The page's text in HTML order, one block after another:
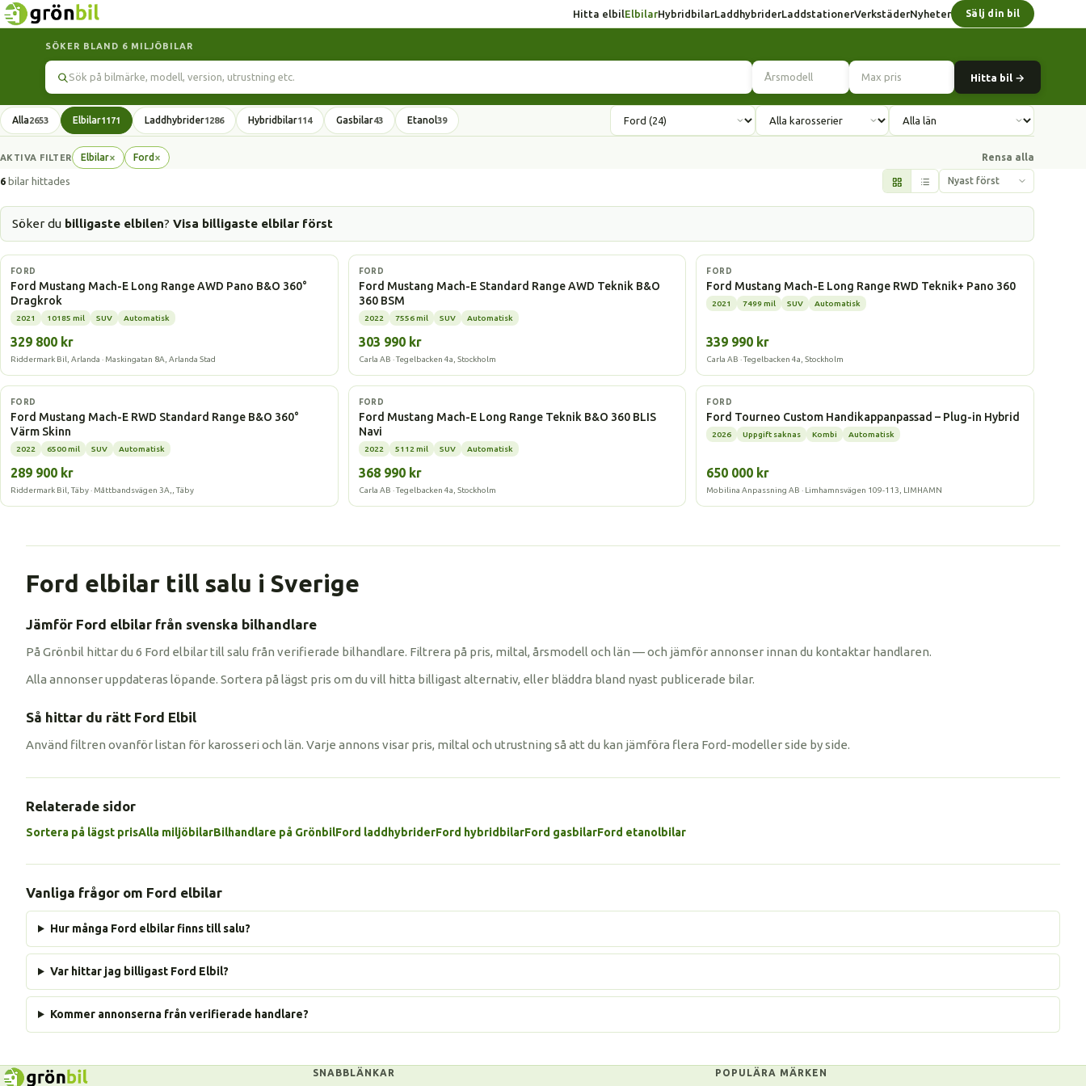
Hitta elbilElbilarHybridbilarLaddhybriderLaddstationerVerkstäderNyheter Sälj din bil
SÖKER BLAND 6 MILJÖBILAR
Hitta bil →
Alla2653 Elbilar1171 Laddhybrider1286 Hybridbilar114 Gasbilar43 Etanol39
AKTIVA FILTER Elbilar×
Ta
Ford ×
Ta
Rensa alla
6 bilar hittades
Söker du billigaste elbilen? Visa billigaste elbilar först
Elbil
FORD
Ford Mustang Mach-E Long Range AWD Pano B&O 360°
Dragkrok
2021 10185 mil SUV Automatisk
329 800 kr
Riddermark Bil, Arlanda · Maskingatan 8A, Arlanda Stad
Elbil
FORD
Ford Mustang Mach-E Standard Range AWD Teknik B&O
360 BSM
2022 7556 mil SUV Automatisk
303 990 kr
Carla AB · Tegelbacken 4a, Stockholm
Elbil
FORD
Ford Mustang Mach-E Long Range RWD Teknik+ Pano 360
2021 7499 mil SUV Automatisk
339 990 kr
Carla AB · Tegelbacken 4a, Stockholm
Elbil
FORD
Ford Mustang Mach-E RWD Standard Range B&O 360°
Värm Skinn
2022 6500 mil SUV Automatisk
289 900 kr
Riddermark Bil, Täby · Måttbandsvägen 3A,, Täby
Elbil
FORD
Ford Mustang Mach-E Long Range Teknik B&O 360 BLIS
Navi
2022 5112 mil SUV Automatisk
368 990 kr
Carla AB · Tegelbacken 4a, Stockholm
Elbil
FORD
Ford Tourneo Custom Handikappanpassad – Plug-in Hybrid
2026 Uppgift saknas Kombi Automatisk
650 000 kr
Mobilina Anpassning AB · Limhamnsvägen 109-113, LIMHAMN
Ford elbilar till salu i Sverige
Jämför Ford elbilar från svenska bilhandlare
På Grönbil hittar du 6 Ford elbilar till salu från verifierade bilhandlare. Filtrera på pris, miltal, årsmodell och län — och jämför annonser innan du kontaktar handlaren.
Alla annonser uppdateras löpande. Sortera på lägst pris om du vill hitta billigast alternativ, eller bläddra bland nyast publicerade bilar.
Så hittar du rätt Ford Elbil
Använd filtren ovanför listan för karosseri och län. Varje annons visar pris, miltal och utrustning så att du kan jämföra flera Ford-modeller side by side.
Relaterade sidor
Sortera på lägst prisAlla miljöbilarBilhandlare på GrönbilFord laddhybriderFord hybridbilarFord gasbilarFord etanolbilar
Vanliga frågor om Ford elbilar
Hur många Ford elbilar finns till salu?
Var hittar jag billigast Ford Elbil?
Kommer annonserna från verifierade handlare?
SNABBLÄNKAR POPULÄRA MÄRKEN